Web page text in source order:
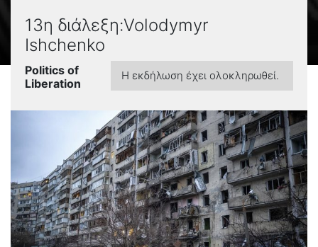
13η διάλεξη:Volodymyr
Ishchenko
Η εκδήλωση έχει ολοκληρωθεί.
Politics of
Liberation